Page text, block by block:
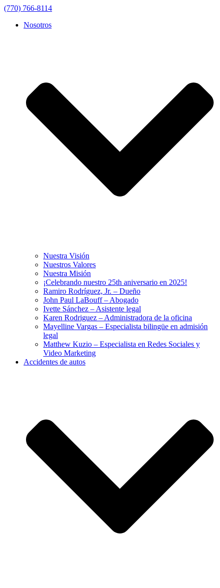
(770) 766-8114
Nosotros
Nuestra Visión
Nuestros Valores
Nuestra Misión
¡Celebrando nuestro 25th aniversario en 2025!
Ramiro Rodríguez, Jr. – Dueño
John Paul LaBouff – Abogado
Ivette Sánchez – Asistente legal
Karen Rodriguez – Administradora de la oficina
Mayelline Vargas – Especialista bilingüe en admisión
legal
Matthew Kuzio – Especialista en Redes Sociales y
Video Marketing
Accidentes de autos